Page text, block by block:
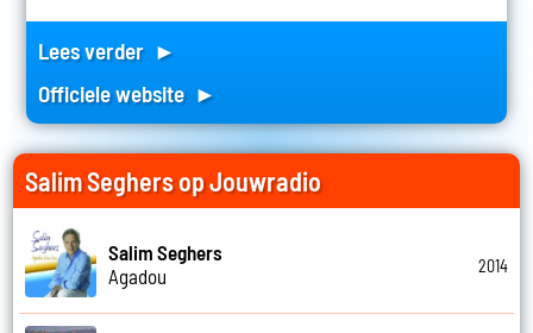
Lees verder ►
Officiele website ►
Salim Seghers op Jouwradio
Salim Seghers
Agadou
2014